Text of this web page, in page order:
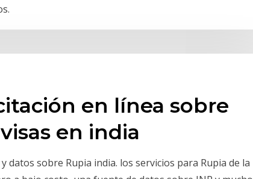
en línea sobre
en india
datos sobre Rupia india. los servicios para Rupia de la